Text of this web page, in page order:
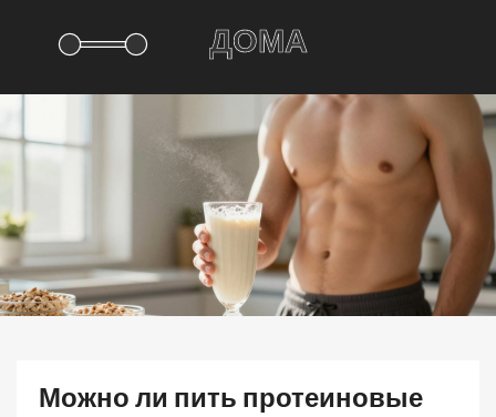
Можно ли пить протеиновые